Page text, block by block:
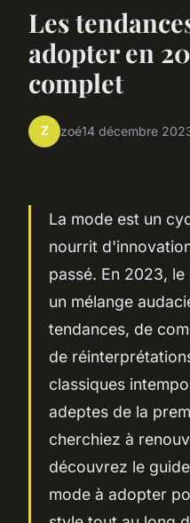
Les
adopter en
complet
Z zoé14 décembre
La mode est un
nourrit
passé. En 2023,
un mélange
tendances, de
de
classiques
adeptes de la
cherchiez à
découvrez le
mode à adopter